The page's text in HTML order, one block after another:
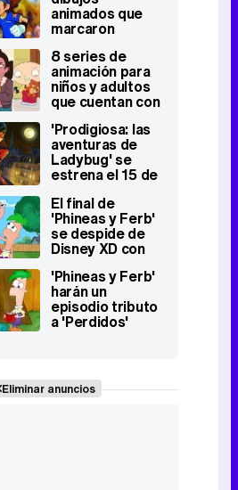
animados que
marcaron
(7ª parte)
8 series de
animación para
niños y adultos
que cuentan con
personajes
LGTB+
'Prodigiosa: las
aventuras de
Ladybug' se
estrena el 15 de
Disney Channel
El final de
'Phineas y Ferb'
se despide de
Disney XD con
récord de
audiencia en
EEUU
'Phineas y Ferb'
harán un
episodio tributo
a 'Perdidos'
Eliminar anuncios